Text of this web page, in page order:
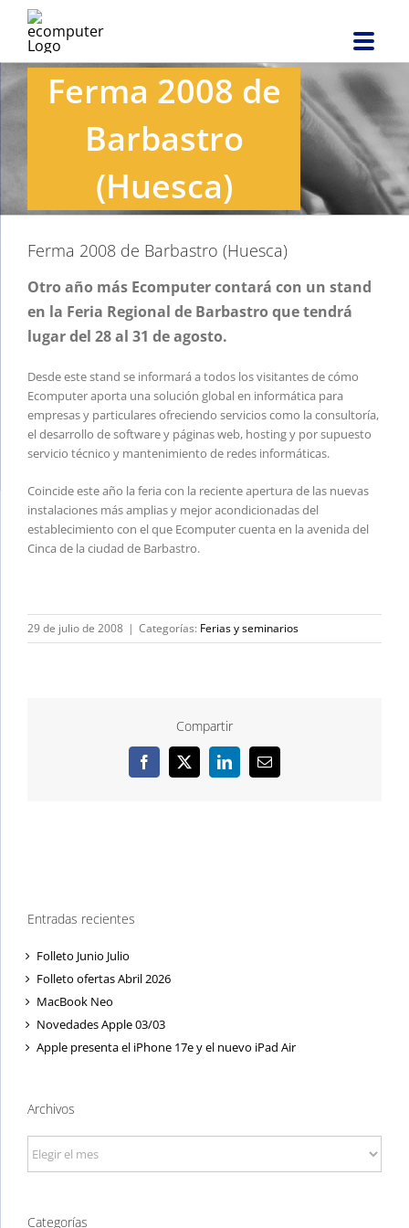
Saltar
contenido
Ferma 2008 de
Barbastro
(Huesca)
Ferma 2008 de Barbastro (Huesca)
Otro año más Ecomputer contará con un stand
en la Feria Regional de Barbastro que tendrá
lugar del 28 al 31 de agosto.
Desde este stand se informará a todos los visitantes de cómo
Ecomputer aporta una solución global en informática para
empresas y particulares ofreciendo servicios como la consultoría,
el desarrollo de software y páginas web, hosting y por supuesto
servicio técnico y mantenimiento de redes informáticas.
Coincide este año la feria con la reciente apertura de las nuevas
instalaciones más amplias y mejor acondicionadas del
establecimiento con el que Ecomputer cuenta en la avenida del
Cinca de la ciudad de Barbastro.
29 de julio de 2008 | Categorías: Ferias y seminarios
Compartir
Facebook
X LinkedInCorreo
electrónico
Entradas recientes
Folleto Junio Julio
Folleto ofertas Abril 2026
MacBook Neo
Novedades Apple 03/03
Apple presenta el iPhone 17e y el nuevo iPad Air
Archivos
Archivos
Categorías